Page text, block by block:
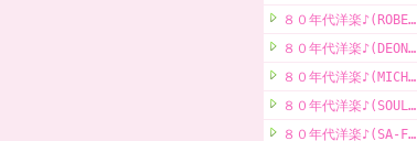
８０年代洋楽♪(ROBE…
８０年代洋楽♪(DEON…
８０年代洋楽♪(MICH…
８０年代洋楽♪(SOUL…
８０年代洋楽♪(SA-F…